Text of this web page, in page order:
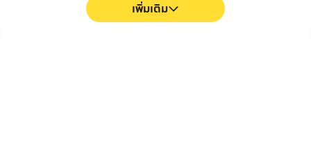
เพิ่มเติม